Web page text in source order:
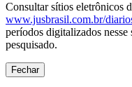
Consultar sítios eletrônicos
www.jusbrasil.com.br/
períodos digitalizados
pesquisado.
Fechar